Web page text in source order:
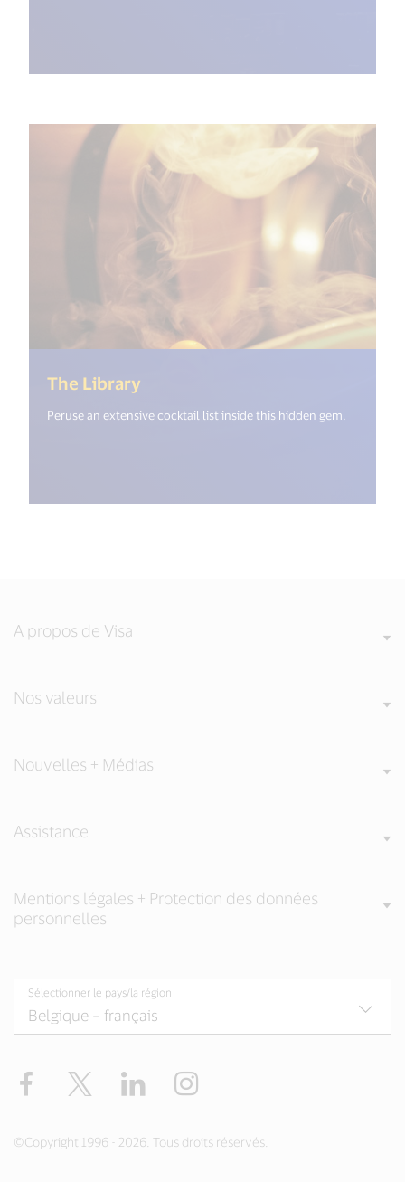
The Library
Peruse an extensive cocktail list inside this hidden gem.
A propos de Visa
Nos valeurs
Nouvelles + Médias
Assistance
Mentions légales + Protection des données
personnelles
Sélectionner le pays/la région
Facebook Twitter LinkedIn
©Copyright 1996 - 2026. Tous droits réservés.